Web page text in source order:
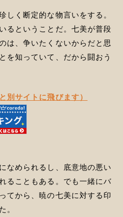
しく断定的な物言いをする。
るということだ。七美が普段
は、争いたくないからだと思
を知っていて、だから闘おう
別サイトに飛びます）
なめられるし、底意地の悪い
ることもある。でも一緒にバ
てから、暁の七美に対する印
。